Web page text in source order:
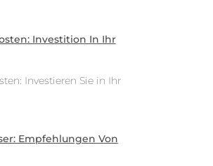
Investition In Ihr
Investieren Sie in Ihr
Empfehlungen Von